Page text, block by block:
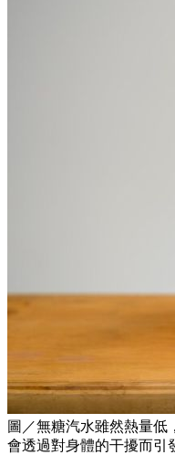
圖／無糖汽水雖然熱量低
會透過對身體的干擾而引